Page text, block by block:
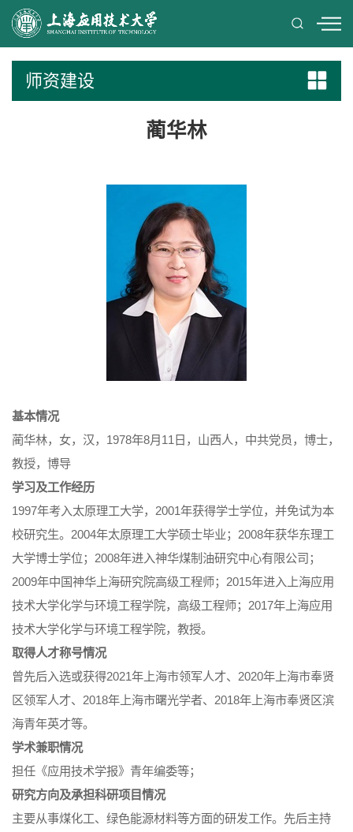
师资建设
蔺华林
基本情况
蔺华林，女，汉，1978年8月11日，山西人，中共党员，博士，
教授，博导
学习及工作经历
1997年考入太原理工大学，2001年获得学士学位，并免试为本
校研究生。2004年太原理工大学硕士毕业；2008年获华东理工
大学博士学位；2008年进入神华煤制油研究中心有限公司；
2009年中国神华上海研究院高级工程师；2015年进入上海应用
技术大学化学与环境工程学院，高级工程师；2017年上海应用
技术大学化学与环境工程学院，教授。
取得人才称号情况
曾先后入选或获得2021年上海市领军人才、2020年上海市奉贤
区领军人才、2018年上海市曙光学者、2018年上海市奉贤区滨
海青年英才等。
学术兼职情况
担任《应用技术学报》青年编委等；
研究方向及承担科研项目情况
主要从事煤化工、绿色能源材料等方面的研发工作。先后主持